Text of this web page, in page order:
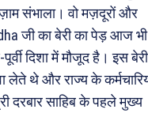
संभाला। वो मज़दूरों और
जी का बेरी का पेड़ आज भी
पूर्वी दिशा में मौजूद है। इस
थे और राज्य के
दरबार साहिब के पहले मुख्य